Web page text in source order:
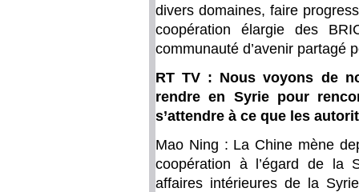
divers domaines, faire
coopération élargie des
communauté d’avenir partagé
RT TV : Nous voyons de
rendre en Syrie pour
s’attendre à ce que les
Mao Ning : La Chine mène
coopération à l’égard de la
affaires intérieures de la